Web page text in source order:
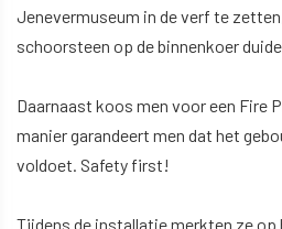
Jenevermuseum in de verf te
schoorsteen op de binnenkoer
Daarnaast koos men voor een Fire
manier garandeert men dat het
voldoet. Safety first!
Tijdens de installatie merkten ze op